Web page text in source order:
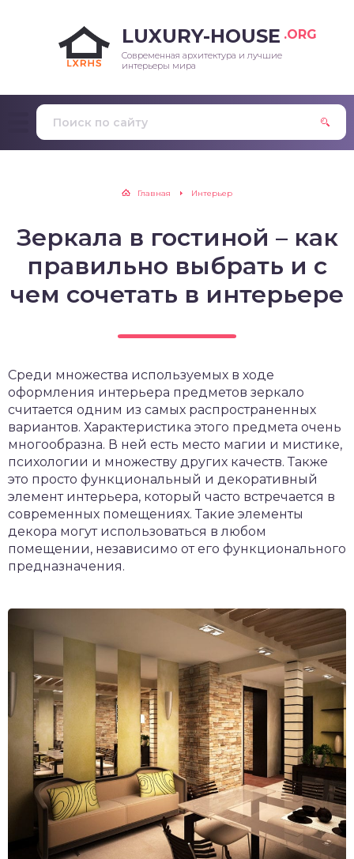
LUXURY-HOUSE .ORG
Современная архитектура и лучшие
интерьеры мира
Главная Интерьер
Зеркала в гостиной – как
правильно выбрать и с
чем сочетать в интерьере
Среди множества используемых в ходе
оформления интерьера предметов зеркало
считается одним из самых распространенных
вариантов. Характеристика этого предмета очень
многообразна. В ней есть место магии и мистике,
психологии и множеству других качеств. Также
это просто функциональный и декоративный
элемент интерьера, который часто встречается в
современных помещениях. Такие элементы
декора могут использоваться в любом
помещении, независимо от его функционального
предназначения.